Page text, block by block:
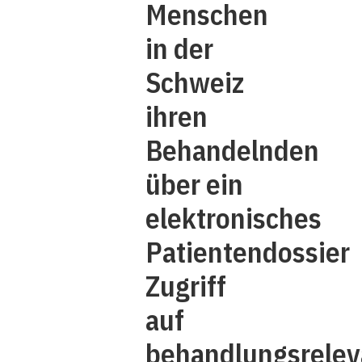
Menschen
in der
Schweiz
ihren
Behandelnden
über ein
elektronisches
Patientendossier
Zugriff
auf